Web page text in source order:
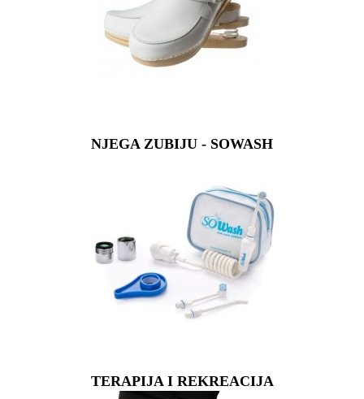
NJEGA ZUBIJU - SOWASH
TERAPIJA I REKREACIJA